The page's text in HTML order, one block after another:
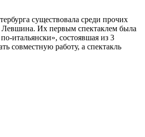
существовала среди прочих
Левшина. Их первым спектаклем была
итальянски», состоявшая из 3
совместную работу, а спектакль